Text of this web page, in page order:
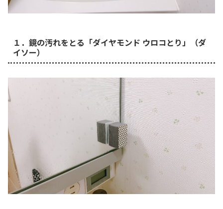
１．鏡の汚れをとる「ダイヤモンド ウロコとり」（ダ
イソー）